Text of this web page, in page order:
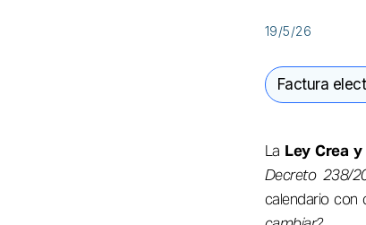
19/5/26
Factura
La Ley Crea
Decreto 238/
calendario con